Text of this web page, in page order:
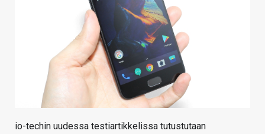
io-techin uudessa testiartikkelissa tutustutaan